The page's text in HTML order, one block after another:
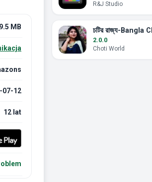
MB
07-12
12 lat
R&J Studio
চটির রাজ্য-Bangla
2.0.0
Choti World